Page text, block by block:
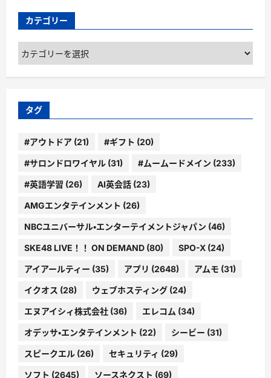
カテゴリー
カ
テ
ゴ
ー
タグ
#アウトドア (21) #ギフト (20)
#サロンドロワイヤル (31) #ムームードメイン (233)
#英語学習 (26) AI英会話 (23)
AMGエンタテインメント (26)
NBCユニバーサル・エンターテイメントジャパン (46)
SKE48 LIVE！！ ON DEMAND (80) SPO-X (24)
アイアールティー (35) アプリ (2648) アムモ (31)
イクオス (28) ウェブホスティング (24)
エヌアイシィ株式会社 (36) エレコム (34)
オデッサ・エンタテインメント (22) シービー (31)
スピークエル (26) セキュリティ (29)
ソフト (2645) ソースネクスト (69)